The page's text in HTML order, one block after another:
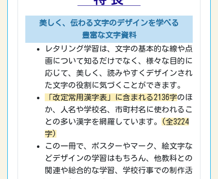
美しく、伝わる文字のデザインを学べる
豊富な文字資料
レタリング学習は、文字の基本的な線や点
画について知るだけでなく、様々な目的に
応じて、美しく、読みやすくデザインされ
た文字の役割に気づくことができます。
「改定常用漢字表」に含まれる2136字のほ
か、人名や学校名、市町村名に使われるこ
との多い漢字を網羅しています。
(全3224
字)
この一冊で、ポスターやマーク、絵文字な
どデザインの学習はもちろん、他教科との
関連や総合的な学習、学校行事での制作活